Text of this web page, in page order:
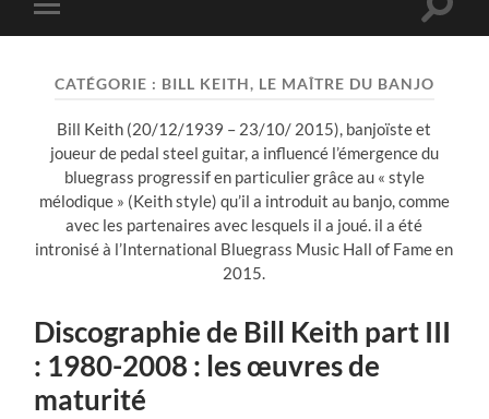
Toggle
mobile
Toggle
CATÉGORIE : BILL KEITH, LE MAÎTRE DU BANJO
Bill Keith (20/12/1939 – 23/10/ 2015), banjoïste et
joueur de pedal steel guitar, a influencé l’émergence du
bluegrass progressif en particulier grâce au « style
mélodique » (Keith style) qu’il a introduit au banjo, comme
avec les partenaires avec lesquels il a joué. il a été
intronisé à l’International Bluegrass Music Hall of Fame en
2015.
Discographie de Bill Keith part III
: 1980-2008 : les œuvres de
maturité